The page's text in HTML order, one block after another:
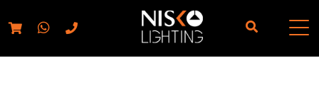
// elementor template for pages - should also ignore woo
pages!!